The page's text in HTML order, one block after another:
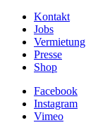
Kontakt
Jobs
Vermietung
Presse
Shop
Facebook
Instagram
Vimeo